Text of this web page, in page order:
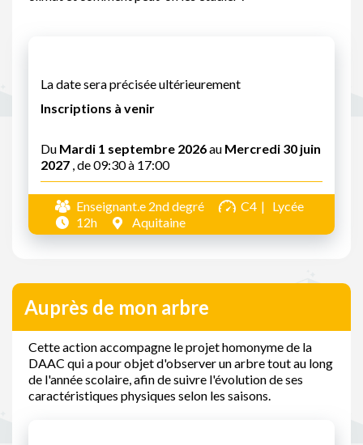
La date sera précisée ultérieurement
Inscriptions à venir
Du Mardi 1 septembre 2026au Mercredi 30 juin
2027 , de 09:30 à 17:00
Enseignant.e 2nd degré C4
Lycée
12h
Aquitaine
Auprès de mon arbre
Cette action accompagne le projet homonyme de la
DAAC qui a pour objet d'observer un arbre tout au long
de l'année scolaire, afin de suivre l'évolution de ses
caractéristiques physiques selon les saisons.